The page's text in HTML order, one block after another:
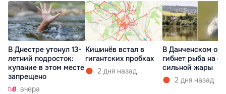
В Днестре утонул 13-
летний подросток:
купание в этом месте
запрещено
вчера
Кишинёв встал в
гигантских пробках
2 дня назад
В Данченском
гибнет рыба на
сильной жары
2 дня назад